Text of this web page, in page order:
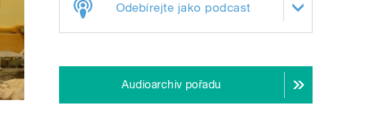
Odebírejte jako podcast
Audioarchiv pořadu